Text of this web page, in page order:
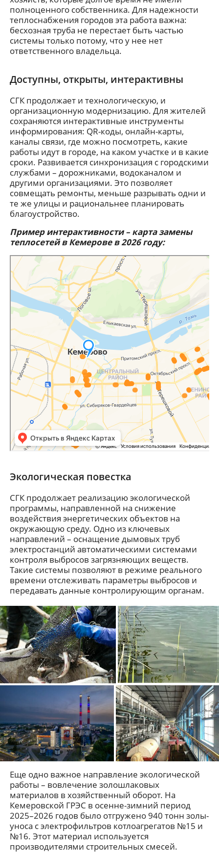
полноценного собственника. Для надежности
теплоснабжения городов эта работа важна:
бесхозная труба не перестает быть частью
системы только потому, что у нее нет
ответственного владельца.
Доступны, открыты, интерактивны
СГК продолжает и технологическую, и
организационную модернизацию. Для жителей
сохраняются интерактивные инструменты
информирования: QR-коды, онлайн-карты,
каналы связи, где можно посмотреть, какие
работы идут в городе, на каком участке и в какие
сроки. Развивается синхронизация с городскими
службами – дорожниками, водоканалом и
другими организациями. Это позволяет
совмещать ремонты, меньше разрывать одни и
те же улицы и рациональнее планировать
благоустройство.
Пример интерактивности – карта замены
теплосетей в Кемерове в 2026 году:
Кемерово
Яндекс Карты — транспорт, навигация, поиск мест
Экологическая повестка
СГК продолжает реализацию экологической
программы, направленной на снижение
воздействия энергетических объектов на
окружающую среду. Одно из ключевых
направлений – оснащение дымовых труб
электростанций автоматическими системами
контроля выбросов загрязняющих веществ.
Такие системы позволяют в режиме реального
времени отслеживать параметры выбросов и
передавать данные контролирующим органам.
Еще одно важное направление экологической
работы – вовлечение золошлаковых
материалов в хозяйственный оборот. На
Кемеровской ГРЭС в осенне-зимний период
2025–2026 годов было отгружено 940 тонн золы-
уноса с электрофильтров котлоагрегатов №15 и
№16. Этот материал используется
производителями строительных смесей.